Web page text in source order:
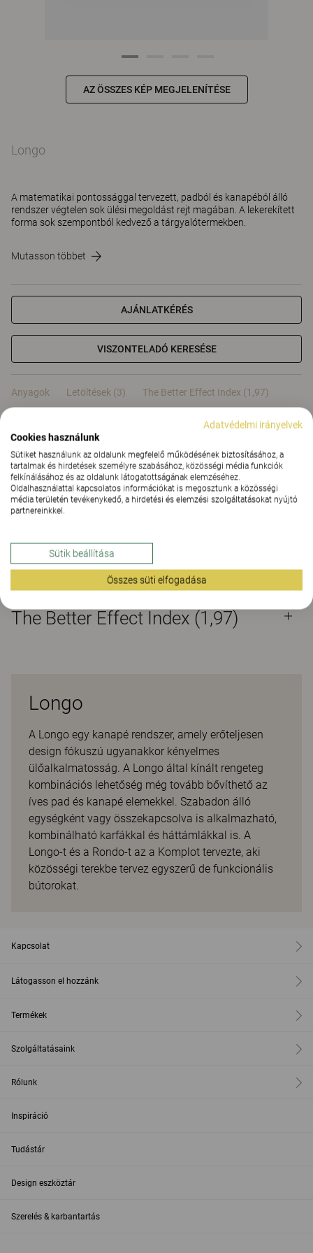
AZ ÖSSZES KÉP MEGJELENÍTÉSE
Longo
A matematikai pontossággal tervezett, padból és kanapéból álló
rendszer végtelen sok ülési megoldást rejt magában. A lekerekített
forma sok szempontból kedvező a tárgyalótermekben.
Mutasson többet
AJÁNLATKÉRÉS
VISZONTELADÓ KERESÉSE
Anyagok Letöltések (3) The Better Effect Index (1,97)
Tanúsítványok
Anyagok
Letöltések (3)
The Better Effect Index (1,97)
Longo
A Longo egy kanapé rendszer, amely erőteljesen
design fókuszú ugyanakkor kényelmes
ülőalkalmatosság. A Longo által kínált rengeteg
kombinációs lehetőség még tovább bővíthető az
íves pad és kanapé elemekkel. Szabadon álló
egységként vagy összekapcsolva is alkalmazható,
kombinálható karfákkal és háttámlákkal is. A
Longo-t és a Rondo-t az a Komplot tervezte, aki
közösségi terekbe tervez egyszerű de funkcionális
bútorokat.
Kapcsolat
Látogasson el hozzánk
Termékek
Szolgáltatásaink
Rólunk
Inspiráció
Tudástár
Design eszköztár
Szerelés & karbantartás
Adatvédelmi irányelvek
Cookies használunk
Sütiket használunk az oldalunk megfelelő működésének biztosításához, a
tartalmak és hirdetések személyre szabásához, közösségi média funkciók
felkínálásához és az oldalunk látogatottságának elemzéséhez.
Oldalhasználattal kapcsolatos információkat is megosztunk a közösségi
média területén tevékenykedő, a hirdetési és elemzési szolgáltatásokat nyújtó
partnereinkkel.
Sütik beállítása
Összes süti elfogadása